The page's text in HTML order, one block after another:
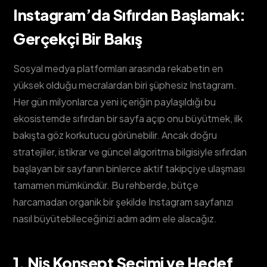
Instagram’da Sıfırdan Başlamak:
Gerçekçi Bir Bakış
Sosyal medya platformları arasında rekabetin en
yüksek olduğu mecralardan biri şüphesiz Instagram.
Her gün milyonlarca yeni içeriğin paylaşıldığı bu
ekosistemde sıfırdan bir sayfa açıp onu büyütmek, ilk
bakışta göz korkutucu görünebilir. Ancak doğru
stratejiler, istikrar ve güncel algoritma bilgisiyle sıfırdan
başlayan bir sayfanın binlerce aktif takipçiye ulaşması
tamamen mümkündür. Bu rehberde, bütçe
harcamadan organik bir şekilde Instagram sayfanızı
nasıl büyütebileceğinizi adım adım ele alacağız.
1. Niş Konsept Seçimi ve Hedef